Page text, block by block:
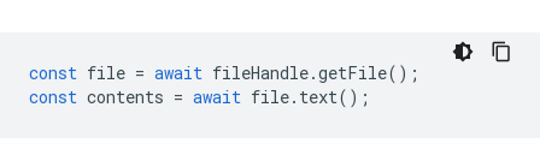
const file = await fileHandle.getFile();
const contents = await file. text();